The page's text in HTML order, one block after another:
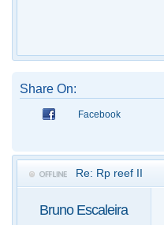
Share On:
Facebook
Re: Rp reef II
Bruno Escaleira